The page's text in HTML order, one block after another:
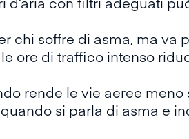
chi soffre di asma, ma va
ore di traffico intenso
rende le vie aeree
si parla di asma e